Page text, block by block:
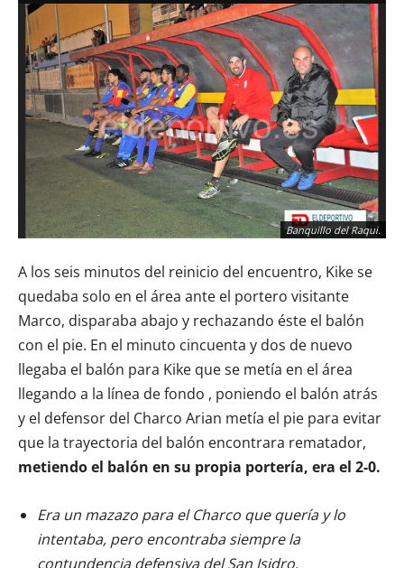
Banquillo del Raqui.
A los seis minutos del reinicio del encuentro, Kike se
quedaba solo en el área ante el portero visitante
Marco, disparaba abajo y rechazando éste el balón
con el pie. En el minuto cincuenta y dos de nuevo
llegaba el balón para Kike que se metía en el área
llegando a la línea de fondo , poniendo el balón atrás
y el defensor del Charco Arian metía el pie para evitar
que la trayectoria del balón encontrara rematador,
metiendo el balón en su propia portería, era el 2-0.
Era un mazazo para el Charco que quería y lo
intentaba, pero encontraba siempre la
contundencia defensiva del San Isidro.